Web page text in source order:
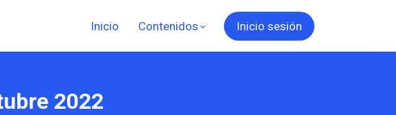
Inicio Contenidos Inicio sesión
2022